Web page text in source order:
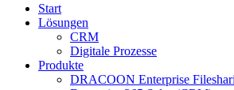
Start
Lösungen
CRM
Digitale Prozesse
Produkte
DRACOON Enterprise